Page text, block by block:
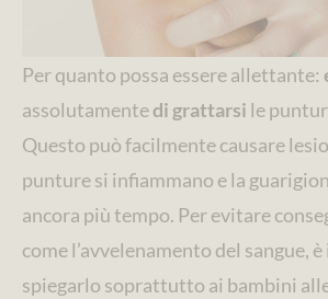
Per quanto possa essere allettante:
assolutamentedi grattarsi le
Questo può facilmente causare
punture si infiammano e la
ancora più tempo. Per evitare
come l’avvelenamento del sangue,
spiegarlo soprattutto ai bambini